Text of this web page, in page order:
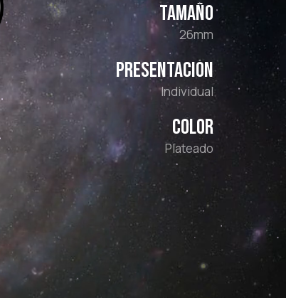
TAMAÑO
26mm
PRESENTACIÓN
Individual
COLOR
Plateado